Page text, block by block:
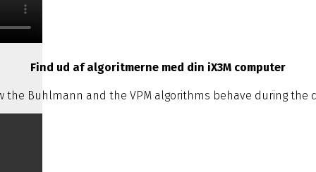
Find ud af algoritmerne med din iX3M computer
the Buhlmann and the VPM algorithms behave during the